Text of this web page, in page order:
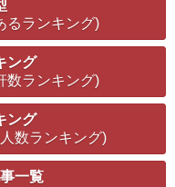
るランキング)
ング
数ランキング)
ング
数ランキング)
一覧